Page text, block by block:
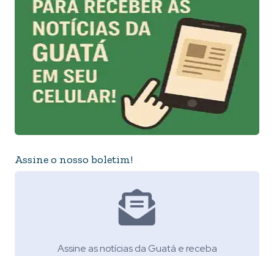
Assine o nosso boletim!
Assine as notícias da Guatá e receba